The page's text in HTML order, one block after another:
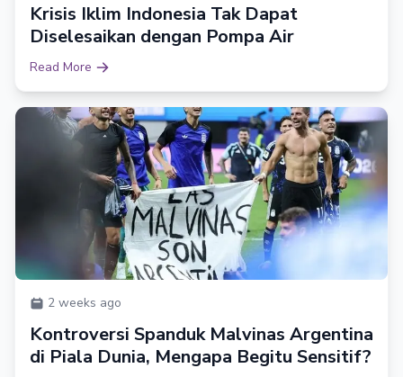
Krisis Iklim Indonesia Tak Dapat
Diselesaikan dengan Pompa Air
Read More
2 weeks ago
Kontroversi Spanduk Malvinas Argentina
di Piala Dunia, Mengapa Begitu Sensitif?